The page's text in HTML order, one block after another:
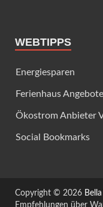
WEBTIPPS
Energiesparen
Ferienhaus Angebote
Ökostrom Anbieter
Social Bookmarks
Copyright © 2026
Empfehlungen über